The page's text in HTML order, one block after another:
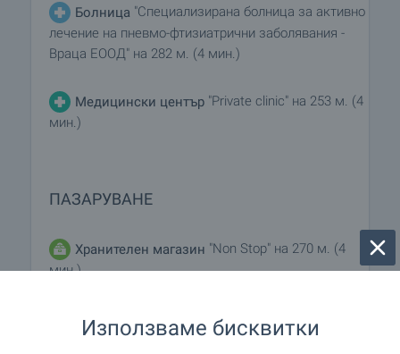
Болница "Специализирана болница за активно
лечение на пневмо-фтизиатрични заболявания -
Враца ЕООД" на 282 м. (4 мин.)
Медицински център "Private clinic" на 253 м. (4
мин.)
ПАЗАРУВАНЕ
Хранителен магазин "Non Stop" на 270 м. (4
мин.)
Супермаркет "Grocery store" на 86 м. (2 мин.)
Използваме бисквитки